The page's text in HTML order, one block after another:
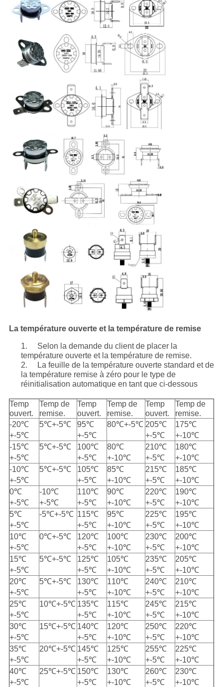
La température ouverte et la température de remise
1. Selon la demande du client de placer la
température ouverte et la température de remise.
2. La feuille de la température ouverte standard et de
la température remise à zéro pour le type de
réinitialisation automatique en tant que ci-dessous
Temp
ouvert.
Temp de
remise.
Temp
ouvert.
Temp de
remise.
Temp
ouvert.
Temp de
remise.
-20℃
+-5℃
5℃+-5℃
95℃
+-5℃
80℃+-5℃ 205℃
+-5℃
175℃
+-10℃
-15℃
+-5℃
5℃+-5℃
100℃
+-5℃
80℃
+-10℃
210℃
+-5℃
180℃
+-10℃
-10℃
+-5℃
5℃+-5℃
105℃
+-5℃
85℃
+-10℃
215℃
+-5℃
185℃
+-10℃
0℃
+-5℃
-10℃
+-5℃
110℃
+-5℃
90℃
+-10℃
220℃
+-5℃
190℃
+-10℃
5℃
+-5℃
-5℃+-5℃ 115℃
+-5℃
95℃
+-10℃
225℃
+-5℃
195℃
+-10℃
10℃
+-5℃
0℃+-5℃
120℃
+-5℃
100℃
+-10℃
230℃
+-5℃
200℃
+-10℃
15℃
+-5℃
5℃+-5℃
125℃
+-5℃
105℃
+-10℃
235℃
+-5℃
205℃
+-10℃
20℃
+-5℃
5℃+-5℃
130℃
+-5℃
110℃
+-10℃
240℃
+-5℃
210℃
+-10℃
25℃
+-5℃
10℃+-5℃ 135℃
+-5℃
115℃
+-10℃
245℃
+-5℃
215℃
+-10℃
30℃
+-5℃
15℃+-5℃ 140℃
+-5℃
120℃
+-10℃
250℃
+-5℃
220℃
+-10℃
35℃
+-5℃
20℃+-5℃ 145℃
+-5℃
125℃
+-10℃
255℃
+-5℃
225℃
+-10℃
40℃
+-5℃
25℃+-5℃ 150℃
+-5℃
130℃
+-10℃
260℃
+-5℃
230℃
+-10℃